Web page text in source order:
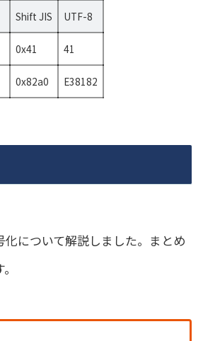
Shift JIS UTF-8
0x41 41
0x82a0 E38182
化について解説しました。まとめ